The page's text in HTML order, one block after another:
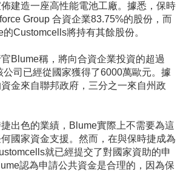
建造一座高性能電池工廠。據悉，保時
Group 合資企業83.75%的股份，而
Customcells將持有其餘股份。
Blume稱，將向合資企業投資的超過
司已經從國家獲得了6000萬歐元。據
金來自聯邦政府，三分之一來自州政
出色的業績，Blume實際上不需要為這
國家資金支援。然而，在與保時捷成為
就已經提交了對國家資助的申
認為申請公共資金是合理的，因為保